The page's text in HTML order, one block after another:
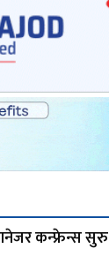
कन्फ्रेन्स सुरु